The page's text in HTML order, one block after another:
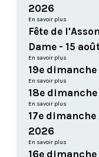
2026
En savoir plus
Fête de
Dame - 15
En savoir plus
19e
En savoir plus
18e
En savoir plus
17e
2026
En savoir plus
16e